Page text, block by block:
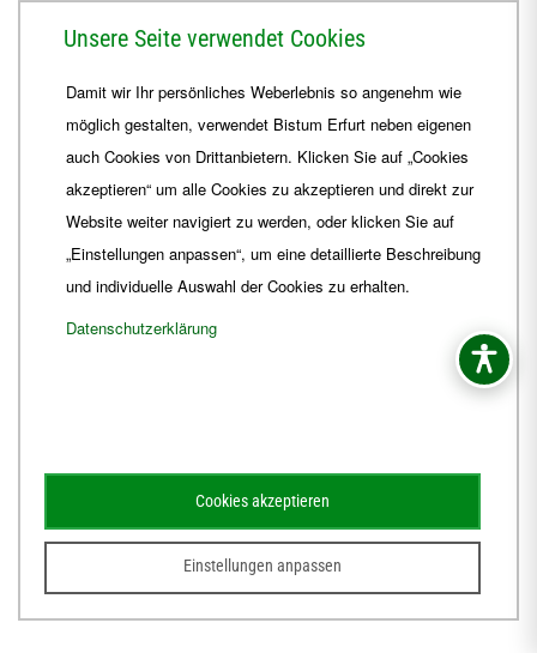
+49 361 6572-444
ordinariat Bistum-Erfurt.de
Schematismus Amtsblatt
© 2026Webdesign für Jena von der DATA HORIZON Digitalagentur
Unsere Seite verwendet Cookies
Damit wir Ihr persönliches Weberlebnis so angenehm wie
möglich gestalten, verwendet Bistum Erfurt neben eigenen
auch Cookies von Drittanbietern. Klicken Sie auf „Cookies
akzeptieren“ um alle Cookies zu akzeptieren und direkt zur
Website weiter navigiert zu werden, oder klicken Sie auf
„Einstellungen anpassen“, um eine detaillierte Beschreibung
und individuelle Auswahl der Cookies zu erhalten.
Datenschutzerklärung
Einstellungen anpassen
Cookies akzeptieren